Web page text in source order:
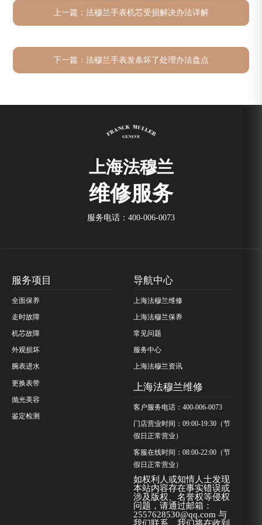
上一篇： 法穆兰手表机芯受损解决办法详解
下一篇： 法穆兰手表发条坏了处理办法盘点
上海法穆兰
维修服务
服务电话： 400-006-0073
服务项目
全面保养
走时故障
机芯故障
外观损坏
腕表进水
更换表带
抛光美容
鉴定检测
导航中心
上海法穆兰维修
上海法穆兰保养
常见问题
服务中心
上海法穆兰资讯
上海法穆兰维修
客户服务电话：400-006-0073
门店营业时间：09:00-19:30（节
假日正常营业）
客服在线时间：08:00-22:00（节
假日正常营业）
如权利人或知情人士发现
本站内容存在事实错误或
涉及版权、名誉权等侵权
问题，请通过邮箱：
2557628530@qq.com 与